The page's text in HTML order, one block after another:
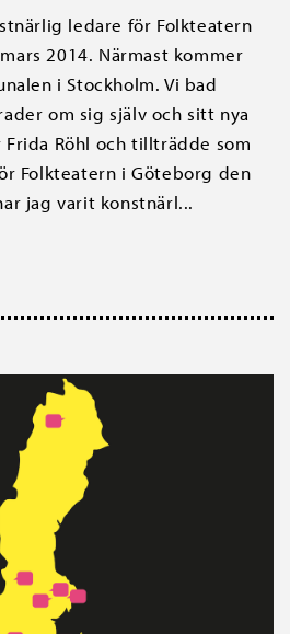
ledare för Folkteatern
2014. Närmast kommer
i Stockholm. Vi bad
om sig själv och sitt nya
Röhl och tillträdde som
Folkteatern i Göteborg den
jag varit konstnärl...